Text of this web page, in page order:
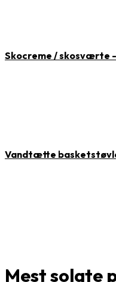
Skocreme / skosværte
Vandtætte
Mest solgte